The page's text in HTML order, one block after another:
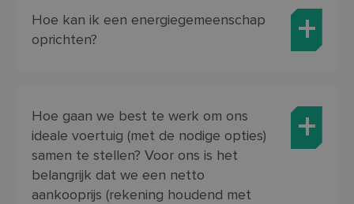
Hoe kan ik een energiegemeenschap
oprichten?
Hoe gaan we best te werk om ons
ideale voertuig (met de nodige opties)
samen te stellen? Voor ons is het
belangrijk dat we een netto
aankooprijs (rekening houdend met